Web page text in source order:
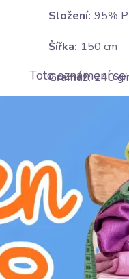
Složení: 95%
Šířka: 150 cm
Gramáž: 240 g/
Ošetrování:
U nesušit v
nebělit
nečistit
Toto oznámení se